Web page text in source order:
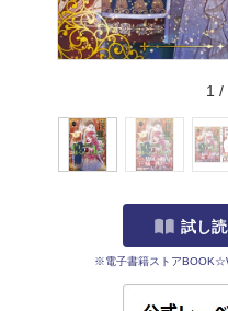
1 /
試し
※電子書籍ストア